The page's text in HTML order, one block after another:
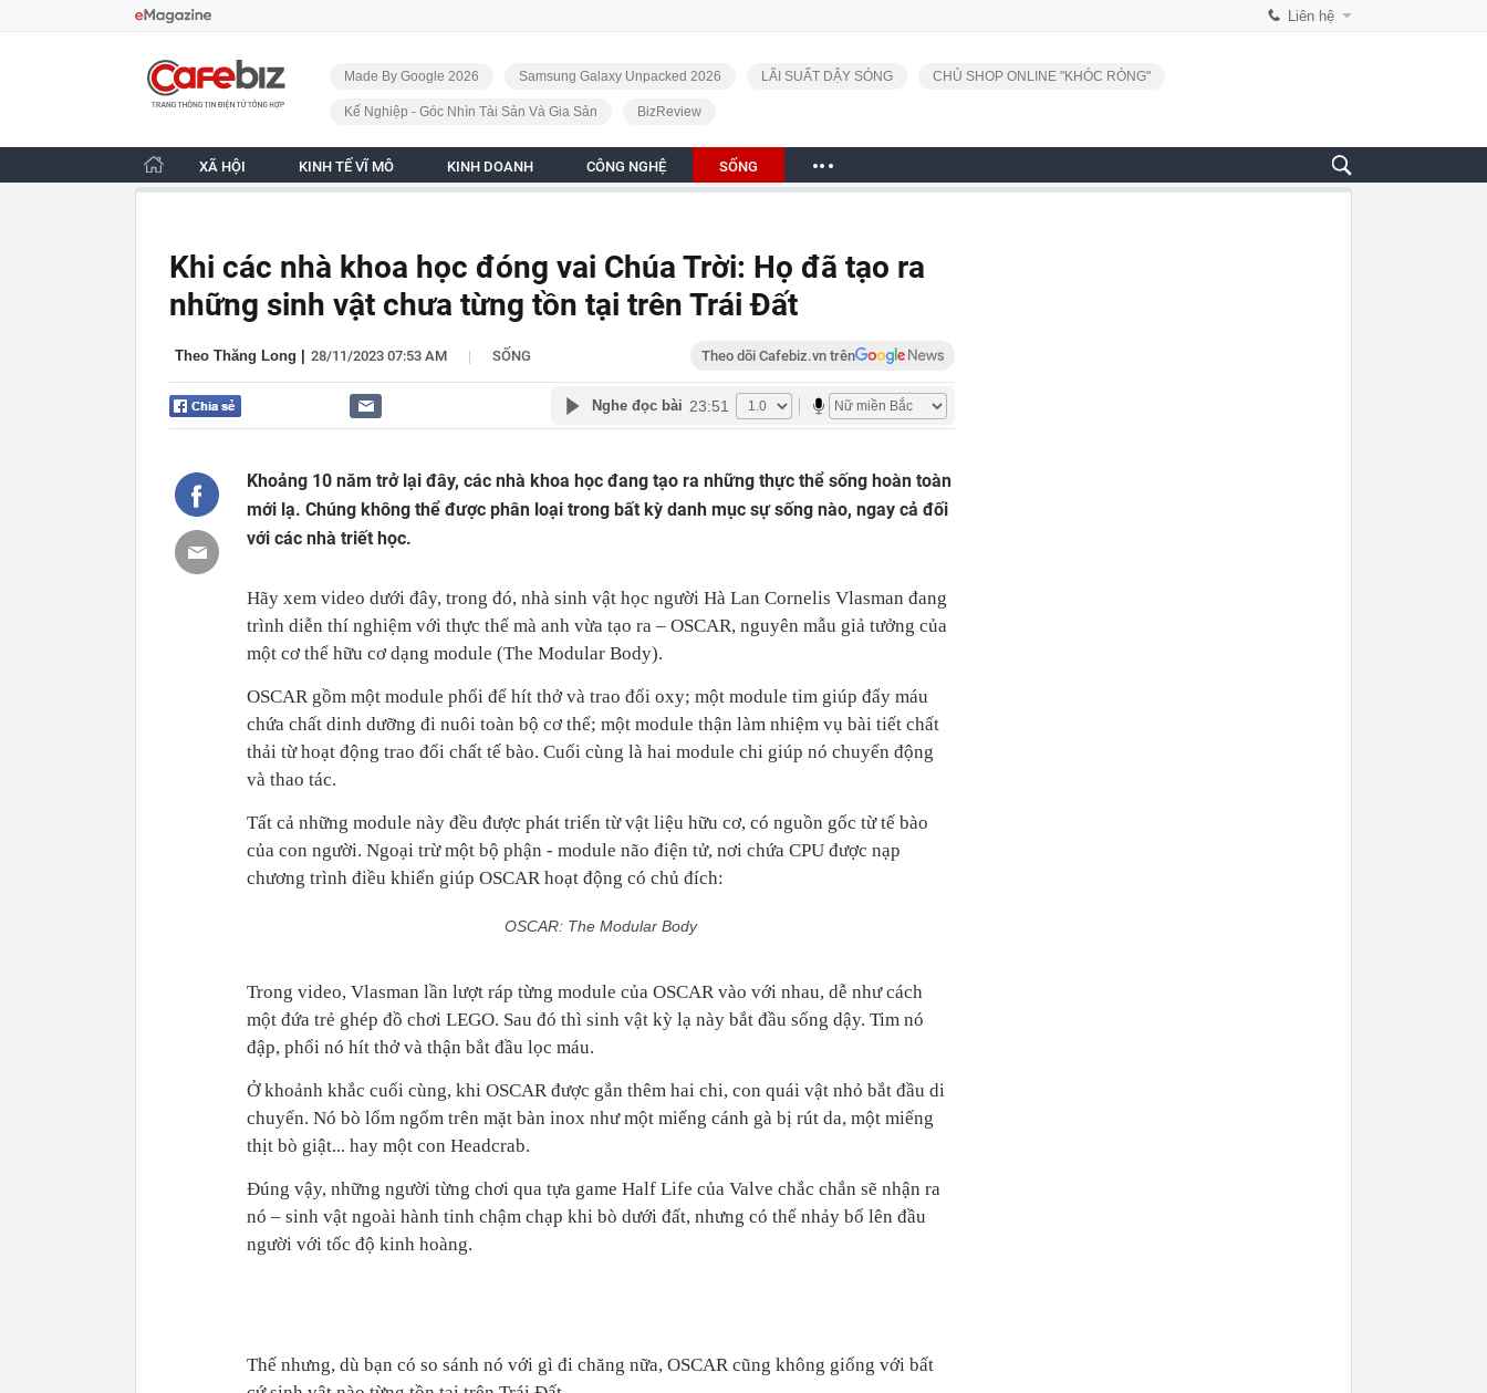
Liên hệ
CafeBiz - Trang chủ
Made By Google 2026 Samsung Galaxy Unpacked 2026 LÃI SUẤT DẬY SÓNG CHỦ SHOP ONLINE "KHÓC RÒNG"
Kế Nghiệp - Góc Nhìn Tài Sản Và Gia Sản BizReview
XÃ HỘI KINH TẾ VĨ MÔ KINH DOANH CÔNG NGHỆ SỐNG
Khi các nhà khoa học đóng vai Chúa Trời: Họ đã tạo ra
những sinh vật chưa từng tồn tại trên Trái Đất
Theo Thăng Long 28/11/2023 07:53 AM | SỐNG Theo dõi Cafebiz.vn trên
Nghe đọc bài 23:51
Khoảng 10 năm trở lại đây, các nhà khoa học đang tạo ra những thực thể sống hoàn toàn
mới lạ. Chúng không thể được phân loại trong bất kỳ danh mục sự sống nào, ngay cả đối
với các nhà triết học.
Hãy xem video dưới đây, trong đó, nhà sinh vật học người Hà Lan Cornelis Vlasman đang
trình diễn thí nghiệm với thực thể mà anh vừa tạo ra – OSCAR, nguyên mẫu giả tưởng của
một cơ thể hữu cơ dạng module (The Modular Body).
OSCAR gồm một module phổi để hít thở và trao đổi oxy; một module tim giúp đẩy máu
chứa chất dinh dưỡng đi nuôi toàn bộ cơ thể; một module thận làm nhiệm vụ bài tiết chất
thải từ hoạt động trao đổi chất tế bào. Cuối cùng là hai module chi giúp nó chuyển động
và thao tác.
Tất cả những module này đều được phát triển từ vật liệu hữu cơ, có nguồn gốc từ tế bào
của con người. Ngoại trừ một bộ phận - module não điện tử, nơi chứa CPU được nạp
chương trình điều khiển giúp OSCAR hoạt động có chủ đích:
OSCAR: The Modular Body
Trong video, Vlasman lần lượt ráp từng module của OSCAR vào với nhau, dễ như cách
một đứa trẻ ghép đồ chơi LEGO. Sau đó thì sinh vật kỳ lạ này bắt đầu sống dậy. Tim nó
đập, phổi nó hít thở và thận bắt đầu lọc máu.
Ở khoảnh khắc cuối cùng, khi OSCAR được gắn thêm hai chi, con quái vật nhỏ bắt đầu di
chuyển. Nó bò lổm ngổm trên mặt bàn inox như một miếng cánh gà bị rút da, một miếng
thịt bò giật... hay một con Headcrab.
Đúng vậy, những người từng chơi qua tựa game Half Life của Valve chắc chắn sẽ nhận ra
nó – sinh vật ngoài hành tinh chậm chạp khi bò dưới đất, nhưng có thể nhảy bổ lên đầu
người với tốc độ kinh hoàng.
Thế nhưng, dù bạn có so sánh nó với gì đi chăng nữa, OSCAR cũng không giống với bất